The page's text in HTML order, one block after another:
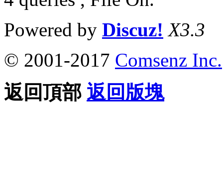
Powered by Discuz! X3.3
© 2001-2017 Comsenz Inc.
返回頂部 返回版塊